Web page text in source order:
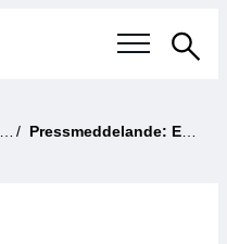
Sök
Pressmeddelande: Embedded Conference växer för sjätte året i rad